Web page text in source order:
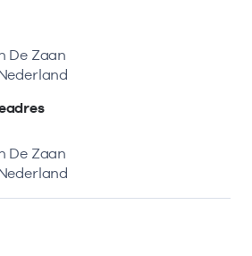
een rapport?
rapporten per thema of
rapporten op
rapporten
De Zaan
De Zaan